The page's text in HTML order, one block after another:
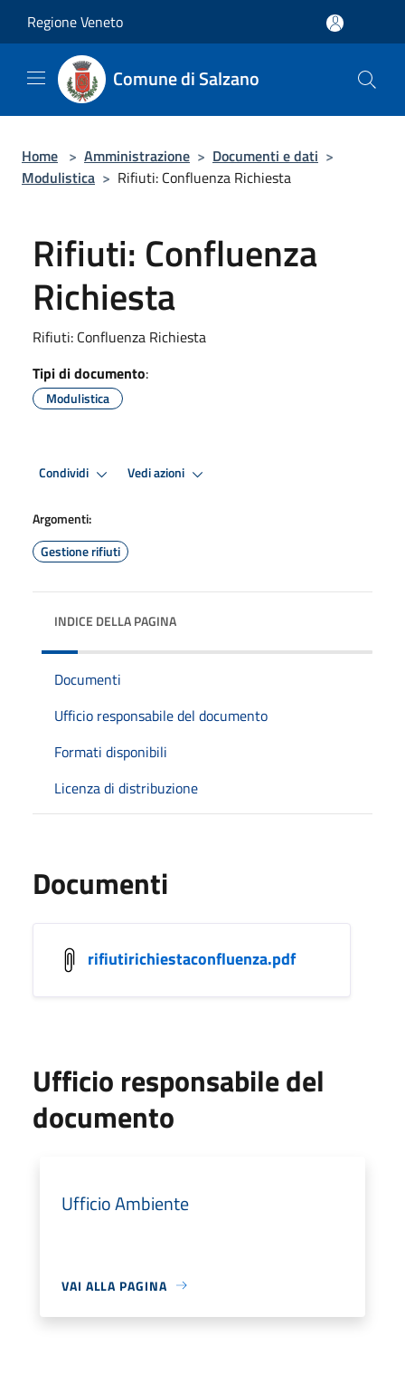
Regione Veneto
Comune di Salzano
Home > Amministrazione > Documenti e dati >
Modulistica > Rifiuti: Confluenza Richiesta
Rifiuti: Confluenza
Richiesta
Rifiuti: Confluenza Richiesta
Tipi di documento:
Modulistica
Condividi Vedi azioni
Argomenti:
Gestione rifiuti
INDICE DELLA PAGINA
Documenti
Ufficio responsabile del documento
Formati disponibili
Licenza di distribuzione
Documenti
rifiutirichiestaconfluenza.pdf
Ufficio responsabile del
documento
Ufficio Ambiente
VAI ALLA PAGINA